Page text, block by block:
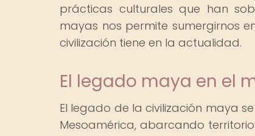
prácticas culturales que han
mayas nos permite sumergirnos
civilización tiene en la actualidad.
El legado maya en el
El legado de la civilización maya
Mesoamérica, abarcando